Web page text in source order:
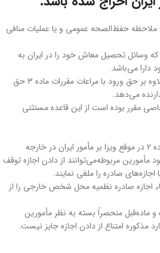
حفظ‌الصحه عمومی و یا عملیات منافی
که وسائل تحصیل معاش خود را در ایران به
دارا می‌باشد.
‌ویزای مأمورین ایران در خارجه علاوه بر حق ورود با مراعات مقررات ماده 3 حق
می‌دهد.
مقرر بوده است از این قاعده مستثنی
هر گاه یکی از موانع مذکوره در ماده 2 در موقع ویزا بر مأمور ایران در خارجه
مربوطه‌می‌توانند از دادن اجازه توقف
صادره را ملغی نمایند.
اجازه صادره نظمیه محل شخص خارجی را از
ماده‌قبل منحصراً بسته به نظر مأمورین
مذکوره امتناع از دادن اجازه جایز نیست.